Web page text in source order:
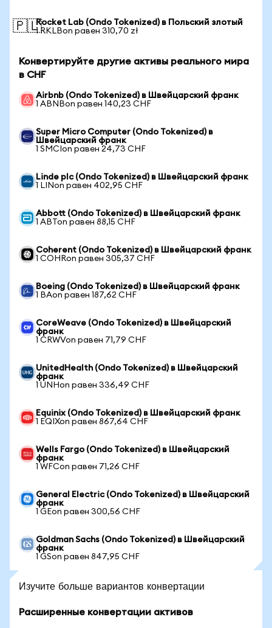
🇵🇱Rocket Lab (Ondo Tokenized) в Польский злотый
1 RKLBon равен 310,70 zł
Конвертируйте другие активы реального мира
в CHF
Airbnb (Ondo Tokenized) в Швейцарский франк
1 ABNBon равен 140,23 CHF
Super Micro Computer (Ondo Tokenized) в
Швейцарский франк
1 SMCIon равен 24,73 CHF
Linde plc (Ondo Tokenized) в Швейцарский франк
1 LINon равен 402,95 CHF
Abbott (Ondo Tokenized) в Швейцарский франк
1 ABTon равен 88,15 CHF
Coherent (Ondo Tokenized) в Швейцарский франк
1 COHRon равен 305,37 CHF
Boeing (Ondo Tokenized) в Швейцарский франк
1 BAon равен 187,62 CHF
CoreWeave (Ondo Tokenized) в Швейцарский
франк
1 CRWVon равен 71,79 CHF
UnitedHealth (Ondo Tokenized) в Швейцарский
франк
1 UNHon равен 336,49 CHF
Equinix (Ondo Tokenized) в Швейцарский франк
1 EQIXon равен 867,64 CHF
Wells Fargo (Ondo Tokenized) в Швейцарский
франк
1 WFCon равен 71,26 CHF
General Electric (Ondo Tokenized) в Швейцарский
франк
1 GEon равен 300,56 CHF
Goldman Sachs (Ondo Tokenized) в Швейцарский
франк
1 GSon равен 847,95 CHF
Изучите больше вариантов конвертации
Расширенные конвертации активов